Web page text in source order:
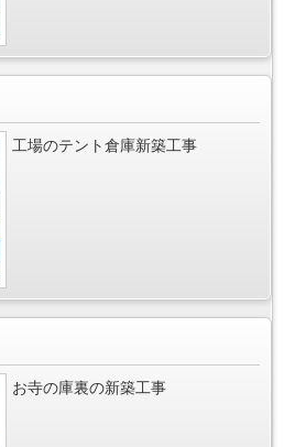
工場のテント倉庫新築工事
お寺の庫裏の新築工事